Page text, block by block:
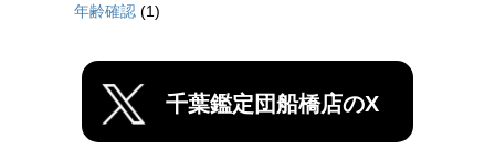
年齢確認 (1)
千葉鑑定団船橋店のX